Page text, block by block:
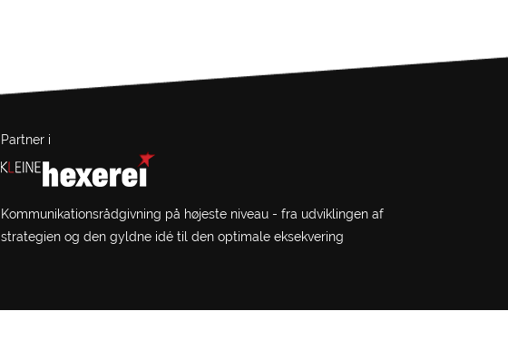
Partner i
Kommunikationsrådgivning på højeste niveau - fra udviklingen af
strategien og den gyldne idé til den optimale eksekvering